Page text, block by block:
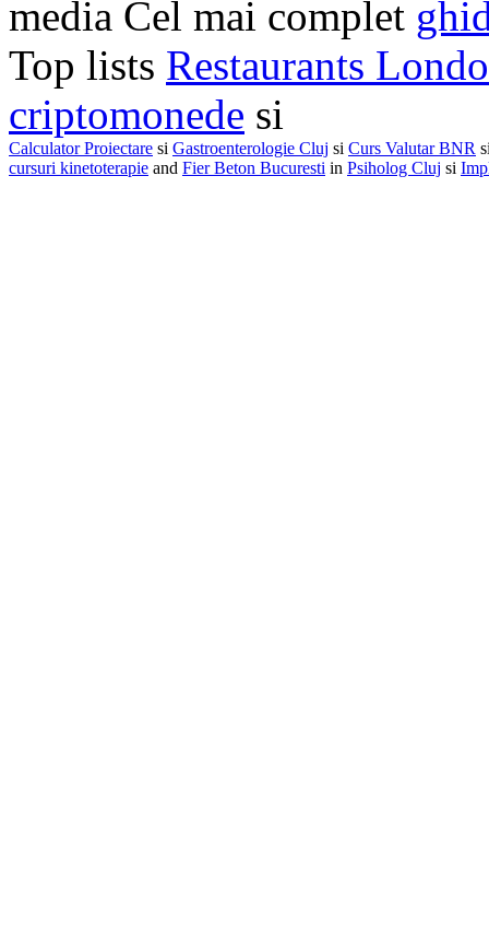
media Cel mai complet
Top lists Restaurants
criptomonede si
Calculator Proiectare si Gastroenterologie Cluj si Curs Valutar BNR
cursuri kinetoterapie and Fier Beton Bucuresti in Psiholog Cluj si